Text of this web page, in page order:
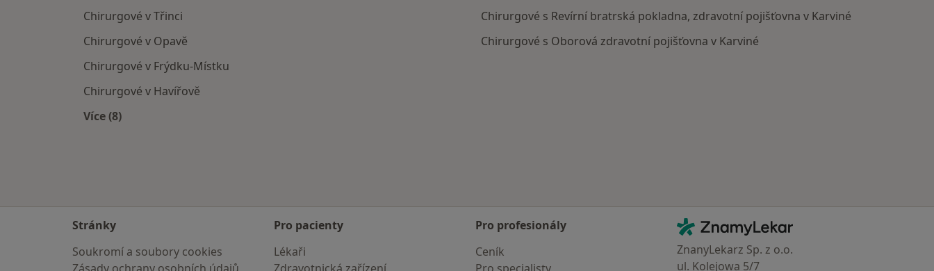
Chirurgové v Třinci
Chirurgové v Opavě
Chirurgové v Frýdku-Místku
Chirurgové v Havířově
Více (8)
Chirurgové s Revírní bratrská pokladna, zdravotní pojišťovna v Karviné
Chirurgové s Oborová zdravotní pojišťovna v Karviné
Stránky
Soukromí a soubory cookies
Pro pacienty
Lékaři
Pro profesionály
Ceník
Kontakt
ZnamyLekar - Hlavní stránka
ZnanyLekarz Sp. z o.o.
ul. Kolejowa 5/7